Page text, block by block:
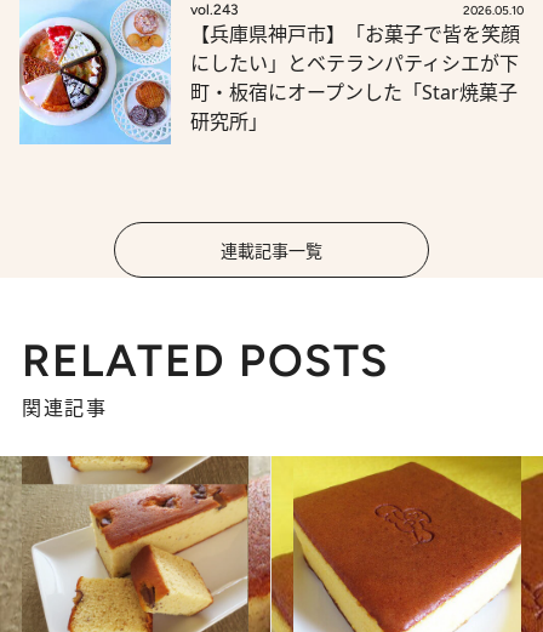
vol.243 2026.05.10
【兵庫県神戸市】「お菓子で皆を笑顔
にしたい」とベテランパティシエが下
町・板宿にオープンした「Star焼菓子
研究所」
連載記事一覧
RELATED POSTS
関連記事